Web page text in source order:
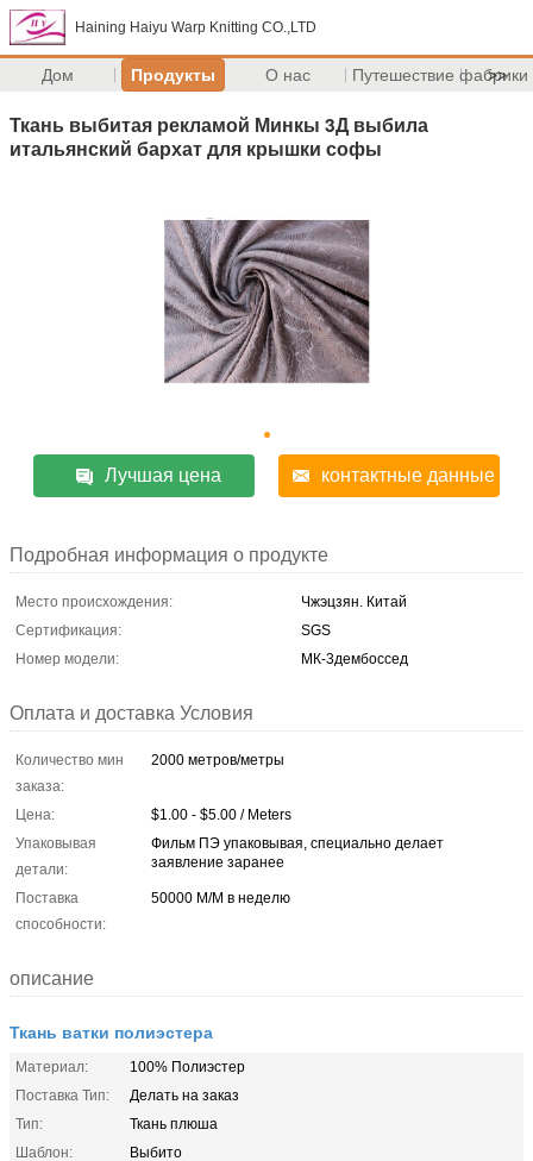
Haining Haiyu Warp Knitting CO.,LTD
Дом Продукты О нас Путешествие фабрики
>>
Ткань выбитая рекламой Минкы 3Д выбила
итальянский бархат для крышки софы
Лучшая цена контактные данные
Подробная информация о продукте
Место происхождения:
Чжэцзян. Китай
Сертификация:
SGS
Номер модели:
МК-3дембоссед
Оплата и доставка Условия
Количество мин
заказа:
2000 метров/метры
Цена:
$1.00 - $5.00 / Meters
Упаковывая
детали:
Фильм ПЭ упаковывая, специально делает
заявление заранее
Поставка
способности:
50000 М/М в неделю
описание
Ткань ватки полиэстера
Материал:
100% Полиэстер
Поставка Тип:
Делать на заказ
Тип:
Ткань плюша
Шаблон:
Выбито